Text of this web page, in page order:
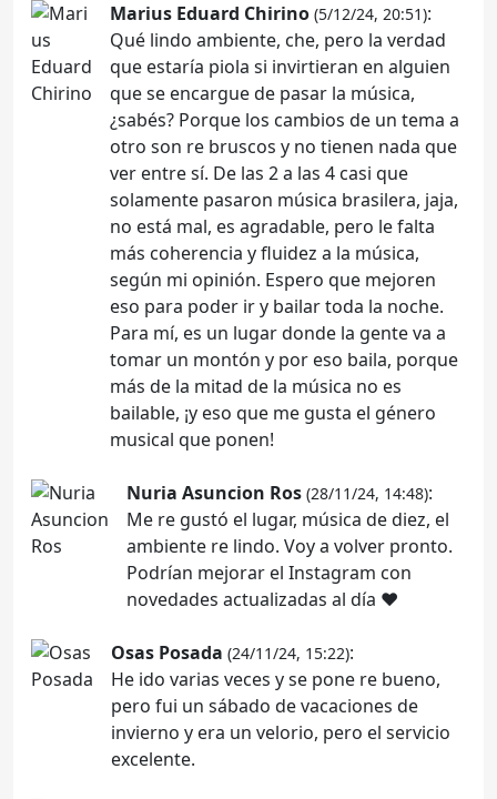
Marius Eduard Chirino (5/12/24, 20:51):
Qué lindo ambiente, che, pero la verdad
que estaría piola si invirtieran en alguien
que se encargue de pasar la música,
¿sabés? Porque los cambios de un tema a
otro son re bruscos y no tienen nada que
ver entre sí. De las 2 a las 4 casi que
solamente pasaron música brasilera, jaja,
no está mal, es agradable, pero le falta
más coherencia y fluidez a la música,
según mi opinión. Espero que mejoren
eso para poder ir y bailar toda la noche.
Para mí, es un lugar donde la gente va a
tomar un montón y por eso baila, porque
más de la mitad de la música no es
bailable, ¡y eso que me gusta el género
musical que ponen!
Nuria Asuncion Ros (28/11/24, 14:48):
Me re gustó el lugar, música de diez, el
ambiente re lindo. Voy a volver pronto.
Podrían mejorar el Instagram con
novedades actualizadas al día ♥
Osas Posada (24/11/24, 15:22):
He ido varias veces y se pone re bueno,
pero fui un sábado de vacaciones de
invierno y era un velorio, pero el servicio
excelente.